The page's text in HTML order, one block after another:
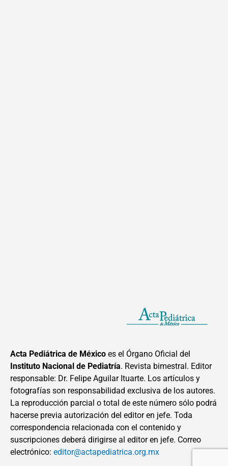
Acta Pediátrica de México es el Órgano Oficial del
Instituto Nacional de Pediatría. Revista bimestral. Editor
responsable: Dr. Felipe Aguilar Ituarte. Los artículos y
fotografías son responsabilidad exclusiva de los autores.
La reproducción parcial o total de este número sólo podrá
hacerse previa autorización del editor en jefe. Toda
correspondencia relacionada con el contenido y
suscripciones deberá dirigirse al editor en jefe. Correo
electrónico: editor@actapediatrica.org.mx